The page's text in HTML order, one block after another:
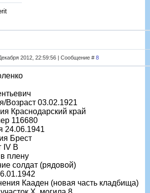
2012, 22:59:56 | Сообщение # 8
Возраст 03.02.1921
Краснодарский край
116680
24.06.1941
Брест
IV B
плену
солдат (рядовой)
Кааден (новая часть кладбища)